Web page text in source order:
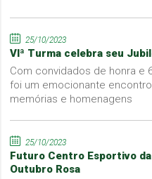
25/10/2023
VIª Turma celebra seu
Com convidados de honra e
foi um emocionante
memórias e homenagens
25/10/2023
Futuro Centro Esportivo
Outubro Rosa